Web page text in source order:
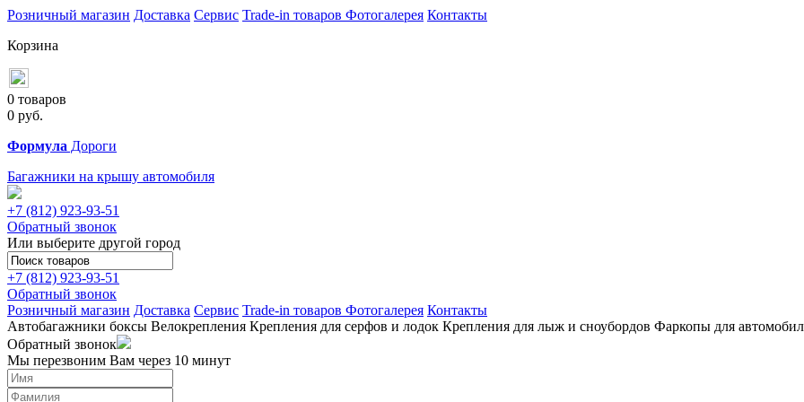
Розничный магазин Доставка Сервис Trade-in товаров Фотогалерея Контакты
Корзина
0 товаров
0 руб.
Формула Дороги
Багажники на крышу автомобиля
+7 (812) 923-93-51
Обратный звонок
Или выберите другой город
+7 (812) 923-93-51
Обратный звонок
Розничный магазин Доставка Сервис Trade-in товаров Фотогалерея Контакты
Автобагажники боксы Велокрепления Крепления для серфов и лодок Крепления для лыж и сноубордов Фаркопы для
Обратный звонок
Мы перезвоним Вам через 10 минут